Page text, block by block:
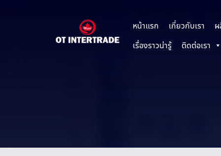
หน้าแรก เกี่ยวกับเรา
เรื่องราวน่ารู้
ติดต่อเรา